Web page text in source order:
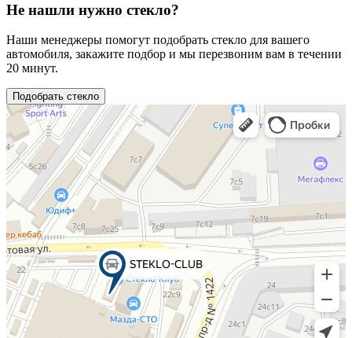
Не нашли нужно стекло?
Наши менеджеры помогут подобрать стекло для вашего
автомобиля, закажите подбор и мы перезвоним вам в течении
20 минут.
Подобрать стекло